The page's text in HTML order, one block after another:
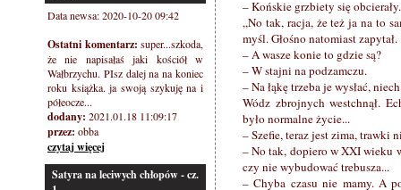
Data newsa: 2020-10-20 09:42
Ostatni komentarz: super...szkoda,
że nie napisałaś jaki kościół w
Wałbrzychu. PIsz dalej na na koniec
roku książka. ja swoją szykuję na i
półeocze...
dodany: 2021.01.18 11:09:17
przez: obba
czytaj więcej
Satyra na leciwych chłopów - cz.
– Końskie grzbiety się obcierały.
„No tak, racja, że też ja na to
myśl. Głośno natomiast zapytał.
– A wasze konie to gdzie są?
– W stajni na podzamczu.
– Na łąkę trzeba je wysłać,
Wódz zbrojnych westchnął.
było normalne życie...
– Szefie, teraz jest zima, trawki
– No tak, dopiero w XXI wieku
czy nie wybudować trebusza...
– Chyba czasu nie mamy. A